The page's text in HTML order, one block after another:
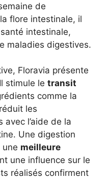
de
flore intestinale, il
intestinale,
maladies digestives.
Floravia présente
stimule le transit
comme la
les
l’aide de la
Une digestion
une meilleure
une influence sur le
réalisés confirment